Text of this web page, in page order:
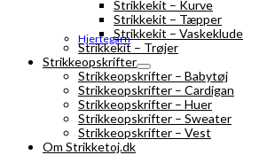
Hjertegarn
Strikkekit – Kurve
Strikkekit – Tæpper
Strikkekit – Vaskeklude
Strikkekit – Trøjer
Strikkeopskrifter
Strikkeopskrifter – Babytøj
Strikkeopskrifter – Cardigan
Strikkeopskrifter – Huer
Strikkeopskrifter – Sweater
Strikkeopskrifter – Vest
Om Strikketoj.dk